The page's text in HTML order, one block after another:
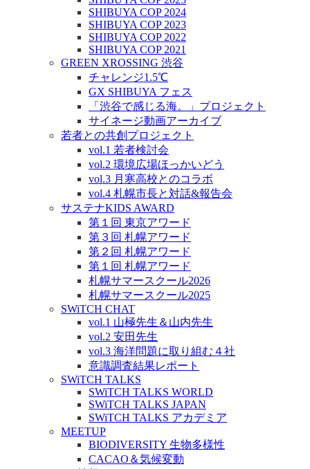
SHIBUYA COP 2024
SHIBUYA COP 2023
SHIBUYA COP 2022
SHIBUYA COP 2021
GREEN XROSSING 渋谷
チャレンジ1.5℃
GX SHIBUYA フェス
「渋谷で感じる海。」プロジェクト
サイネージ動画アーカイブ
若者との共創プロジェクト
vol.1 若者検討会
vol.2 環境広場ほっかいどう
vol.3 月寒高校とのコラボ
vol.4 札幌市長と対話&報告会
サステナKIDS AWARD
第１回 東京アワード
第３回 札幌アワード
第２回 札幌アワード
第１回 札幌アワード
札幌サマースクール2026
札幌サマースクール2025
SWiTCH CHAT
vol.1 山極先生＆山内先生
vol.2 安田先生
vol.3 海洋問題に取り組む４社
意識調査結果レポート
SWiTCH TALKS
SWiTCH TALKS WORLD
SWiTCH TALKS JAPAN
SWiTCH TALKS アカデミア
MEETUP
BIODIVERSITY 生物多様性
CACAO＆気候変動